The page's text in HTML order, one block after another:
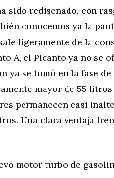
sido rediseñado, con
conocemos ya la
ligeramente de la
A, el Picanto ya no se
ya se tomó en la fase
mayor de 55 litros
permanecen casi
Una clara ventaja
motor turbo de